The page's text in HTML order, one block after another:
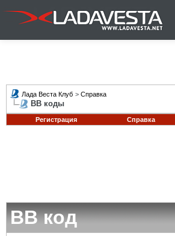
Лада Веста Клуб > Справка
BB коды
Регистрация Справка
BB код